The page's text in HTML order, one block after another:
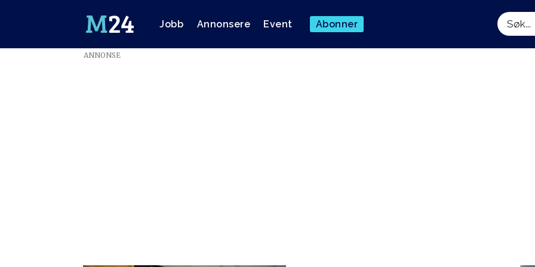
Jobb Annonsere Event Abonner
Søk
Emne:ANNONSE